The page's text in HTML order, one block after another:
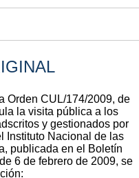
Orden CUL/174/2009, de
la visita pública a los
y gestionados por
Instituto Nacional de las
publicada en el Boletín
6 de febrero de 2009, se